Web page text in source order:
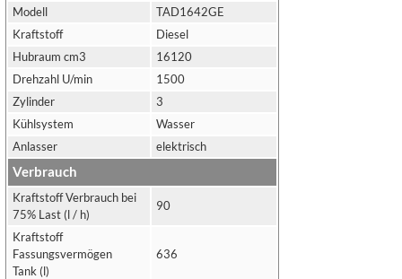
Modell
TAD1642GE
Kraftstoff
Diesel
Hubraum cm3
16120
Drehzahl U/min
1500
Zylinder
3
Kühlsystem
Wasser
Anlasser
elektrisch
Verbrauch
Kraftstoff Verbrauch bei
75% Last (l / h)
90
Kraftstoff
Fassungsvermögen
Tank (l)
636